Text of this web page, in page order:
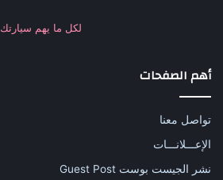
لكل ما يهم سيارتك
أهم الصفحات
تواصل معنا
الإعـــلانـــات
نشر الجيست بوست Guest Post